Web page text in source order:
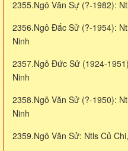
2355.Ngô Văn Sự (?-
2356.Ngô Đắc Sử (?-1954):
Ninh
2357.Ngô Đức Sử (1924-
Ninh
2358.Ngô Văn Sử (?-1950):
Ninh
2359.Ngô Văn Sử: Ntls Củ